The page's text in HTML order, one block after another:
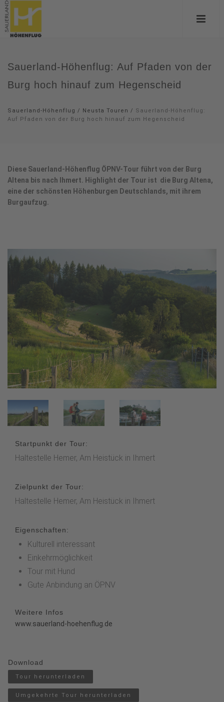
Sauerland-Höhenflug: Auf Pfaden von der
Burg hoch hinauf zum Hegenscheid
Sauerland-Höhenflug / Neusta Touren / Sauerland-Höhenflug:
Auf Pfaden von der Burg hoch hinauf zum Hegenscheid
Diese Sauerland-Höhenflug ÖPNV-Tour führt von der Burg
Altena bis nach Ihmert. Highlight der Tour ist die Burg Altena,
eine der schönsten Höhenburgen Deutschlands, mit ihrem
Burgaufzug.
Startpunkt der Tour:
Haltestelle Hemer, Am Heistück in Ihmert
Zielpunkt der Tour:
Haltestelle Hemer, Am Heistück in Ihmert
Eigenschaften:
Kulturell interessant
Einkehrmöglichkeit
Tour mit Hund
Gute Anbindung an ÖPNV
Weitere Infos
www.sauerland-hoehenflug.de
Download
Tour herunterladen
Umgekehrte Tour herunterladen